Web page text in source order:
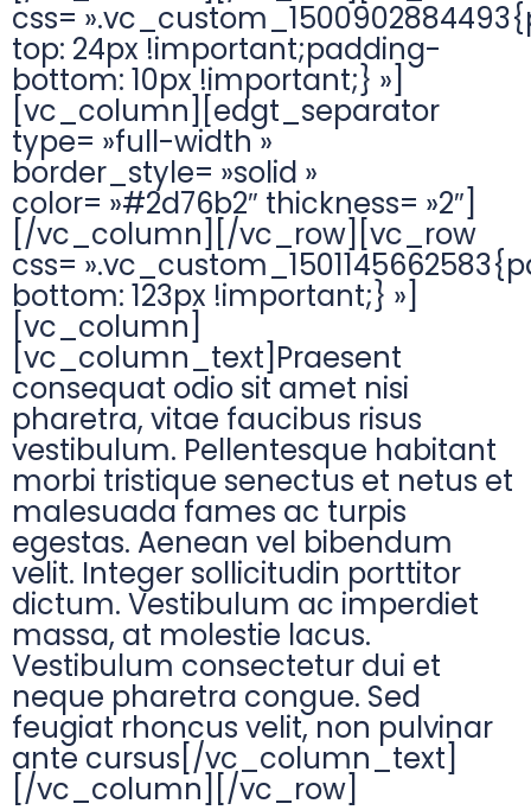
css=
top: 24px !important;padding-
bottom: 10px !important;} »]
[vc_column][edgt_separator
type= »full-width »
border_style= »solid »
color= »#2d76b2″ thickness= »2″]
[/vc_column][/vc_row][vc_row
css=
bottom: 123px !important;} »]
[vc_column]
[vc_column_text]Praesent
consequat odio sit amet nisi
pharetra, vitae faucibus risus
vestibulum. Pellentesque habitant
morbi tristique senectus et netus et
malesuada fames ac turpis
egestas. Aenean vel bibendum
velit. Integer sollicitudin porttitor
dictum. Vestibulum ac imperdiet
massa, at molestie lacus.
Vestibulum consectetur dui et
neque pharetra congue. Sed
feugiat rhoncus velit, non pulvinar
ante cursus[/vc_column_text]
[/vc_column][/vc_row]